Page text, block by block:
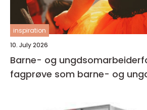
inspiration
10. July 2026
Barne- og
fagprøve som barne- og